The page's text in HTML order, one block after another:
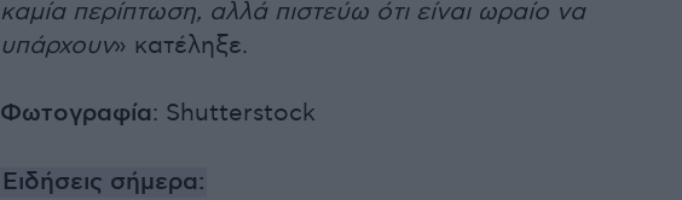
καμία περίπτωση, αλλά πιστεύω ότι είναι ωραίο να
υπάρχουν» κατέληξε.
Φωτογραφία: Shutterstock
Ειδήσεις σήμερα: